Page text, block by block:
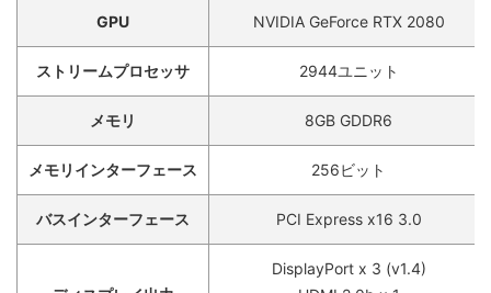
GPU NVIDIA GeForce RTX 2080
ストリームプロセッサ 2944ユニット
メモリ 8GB GDDR6
メモリインターフェース 256ビット
バスインターフェース PCI Express x16 3.0
DisplayPort x 3 (v1.4)